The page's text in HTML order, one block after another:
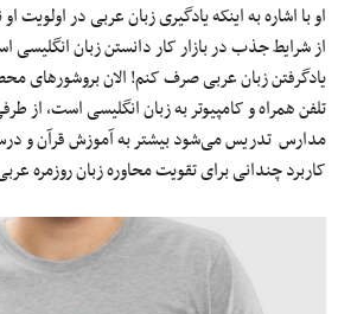
او با اشاره به اینکه یادگیری زبان عربی در
از شرایط جذب در بازار کار دانستن زبان انگلیسی
یادگرفتن زبان عربی صرف کنم! الان بروشورهای
تلفن همراه و کامپیوتر به زبان انگلیسی است، از
مدارس تدریس می‌شود بیشتر به آموزش قرآن و
کاربرد چندانی برای تقویت محاوره زبان روزمره